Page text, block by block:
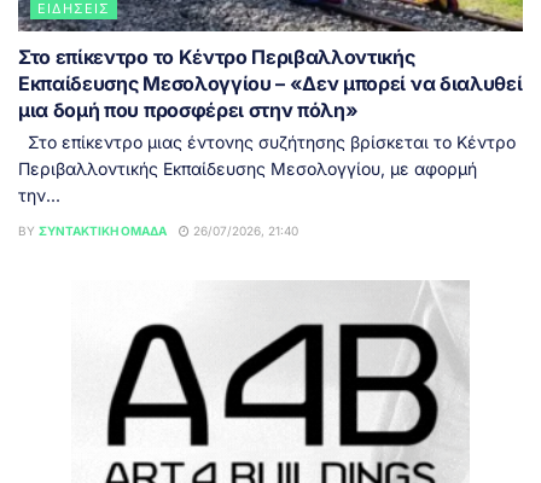
ΕΙΔΉΣΕΙΣ
Στο επίκεντρο το Κέντρο Περιβαλλοντικής
Εκπαίδευσης Μεσολογγίου – «Δεν μπορεί να διαλυθεί
μια δομή που προσφέρει στην πόλη»
Στο επίκεντρο μιας έντονης συζήτησης βρίσκεται το Κέντρο
Περιβαλλοντικής Εκπαίδευσης Μεσολογγίου, με αφορμή
την...
BY ΣΥΝΤΑΚΤΙΚΉ ΟΜΆΔΑ 26/07/2026, 21:40